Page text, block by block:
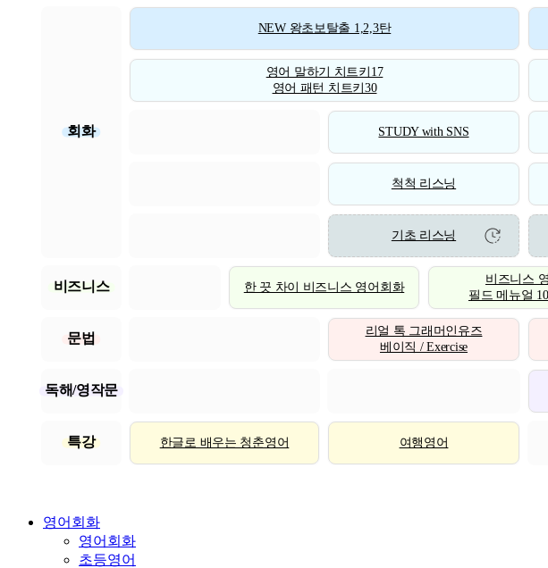
회화
NEW 왕초보탈출 1,2,3탄
영어 말하기 치트키17
영어 패턴 치트키30
STUDY with SNS
척척 리스닝
기초 리스닝
비즈니스 한 끗 차이 비즈니스 영어회화
비즈니스
필드 메뉴얼
문법
리얼 톡 그래머인유즈
베이직 / Exercise
독해/영작문
특강 한글로 배우는 청춘영어 여행영어
영어회화
영어회화
초등영어